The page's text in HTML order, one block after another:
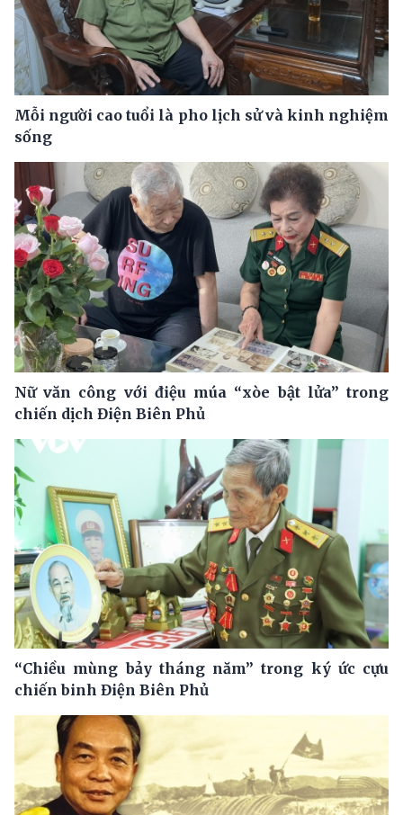
Mỗi người cao tuổi là pho lịch sử và kinh nghiệm
sống
Nữ văn công với điệu múa “xòe bật lửa” trong
chiến dịch Điện Biên Phủ
“Chiều mùng bảy tháng năm” trong ký ức cựu
chiến binh Điện Biên Phủ